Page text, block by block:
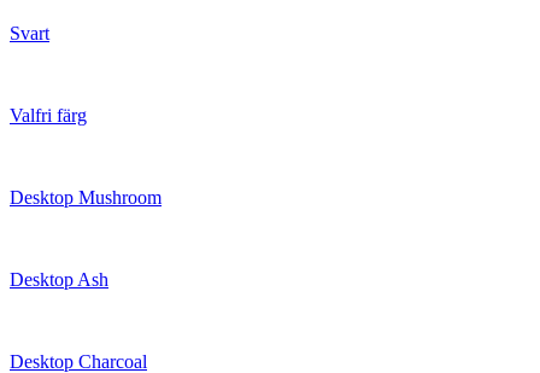
Svart
Valfri färg
Desktop Mushroom
Desktop Ash
Desktop Charcoal